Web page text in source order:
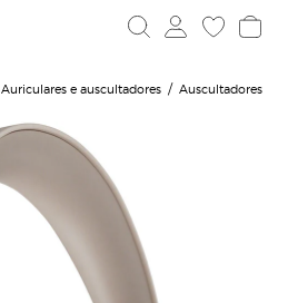
Auriculares e auscultadores Auscultadores